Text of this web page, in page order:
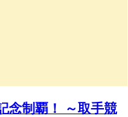
念制覇！ ～取手競